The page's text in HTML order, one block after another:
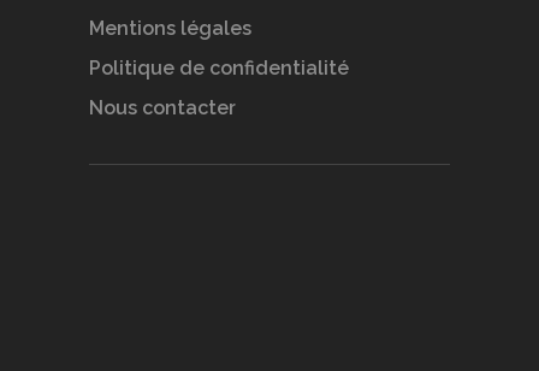
Mentions légales
Politique de confidentialité
Nous contacter